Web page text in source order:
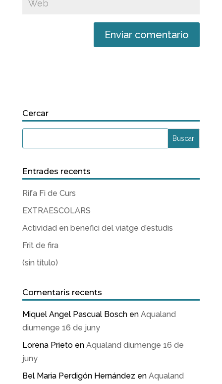
Cercar
Entrades recents
Rifa Fi de Curs
EXTRAESCOLARS
Actividad en benefici del viatge d’estudis
Frit de fira
(sin título)
Comentaris recents
Miquel Angel Pascual Boschen Aqualand
diumenge 16 de juny
Lorena Prietoen Aqualand diumenge 16 de
juny
Bel Maria Perdigón Hernández en Aqualand